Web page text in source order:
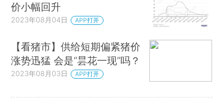
价小幅回升
2023年08月04日 APP打开
【看猪市】供给短期偏紧猪价
涨势迅猛 会是“昙花一现”吗？
2023年08月03日 APP打开